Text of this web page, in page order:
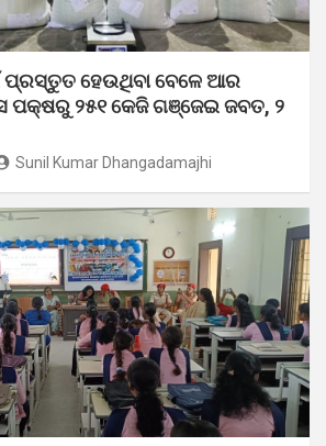
ପ୍ରସ୍ତୁତ ହେଉଥିବା ବେଳେ ଆର
୨୫୧ କେଜି ଗଞ୍ଜେଇ ଜବତ, ୨
Sunil Kumar Dhangadamajhi